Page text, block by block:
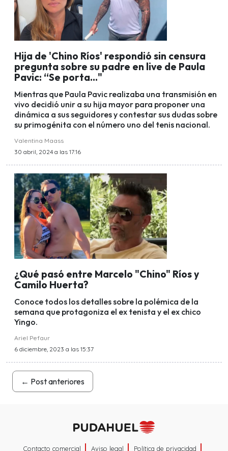
Hija de 'Chino Ríos' respondió sin censura
pregunta sobre su padre en live de Paula
Pavic: “Se porta..."
Mientras que Paula Pavic realizaba una transmisión en
vivo decidió unir a su hija mayor para proponer una
dinámica a sus seguidores y contestar sus dudas sobre
su primogénita con el número uno del tenis nacional.
Valentina Maass
30 abril, 2024 a las 17:16
¿Qué pasó entre Marcelo "Chino" Ríos y
Camilo Huerta?
Conoce todos los detalles sobre la polémica de la
semana que protagoniza el ex tenista y el ex chico
Yingo.
Ariel Pefaur
6 diciembre, 2023 a las 15:37
← Post anteriores
Contacto comercial Aviso legal Política de privacidad